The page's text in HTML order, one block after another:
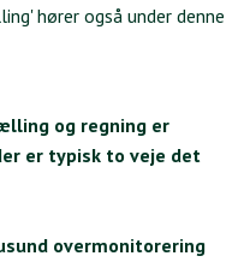
hører også under denne
og regning er
er typisk to veje det
overmonitorering